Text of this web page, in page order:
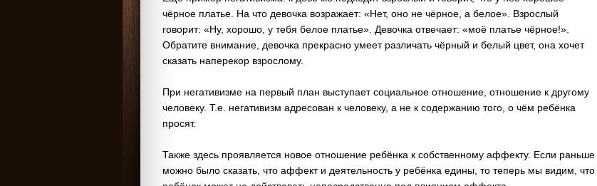
чёрное платье. На что девочка возражает: «Нет, оно не чёрное, а белое». Взрослый
говорит: «Ну, хорошо, у тебя белое платье». Девочка отвечает: «моё платье чёрное!».
Обратите внимание, девочка прекрасно умеет различать чёрный и белый цвет, она хочет
сказать наперекор взрослому.
При негативизме на первый план выступает социальное отношение, отношение к другому
человеку. Т.е. негативизм адресован к человеку, а не к содержанию того, о чём ребёнка
просят.
Также здесь проявляется новое отношение ребёнка к собственному аффекту. Если раньше
можно было сказать, что аффект и деятельность у ребёнка едины, то теперь мы видим, что